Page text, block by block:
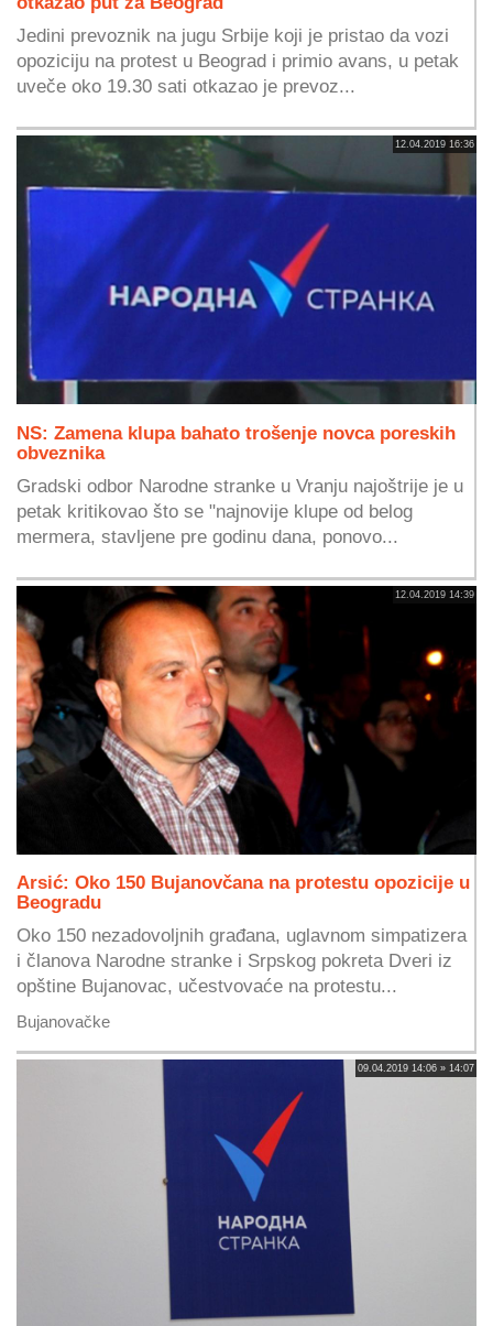
Jedini prevoznik na jugu Srbije koji je pristao da vozi
opoziciju na protest u Beograd i primio avans, u petak
uveče oko 19.30 sati otkazao je prevoz...
12.04.2019 16:36
NS: Zamena klupa bahato trošenje novca poreskih
obveznika
Gradski odbor Narodne stranke u Vranju najoštrije je u
petak kritikovao što se "najnovije klupe od belog
mermera, stavljene pre godinu dana, ponovo...
12.04.2019 14:39
Arsić: Oko 150 Bujanovčana na protestu opozicije u
Beogradu
Oko 150 nezadovoljnih građana, uglavnom simpatizera
i članova Narodne stranke i Srpskog pokreta Dveri iz
opštine Bujanovac, učestvovaće na protestu...
Bujanovačke
09.04.2019 14:06 » 14:07